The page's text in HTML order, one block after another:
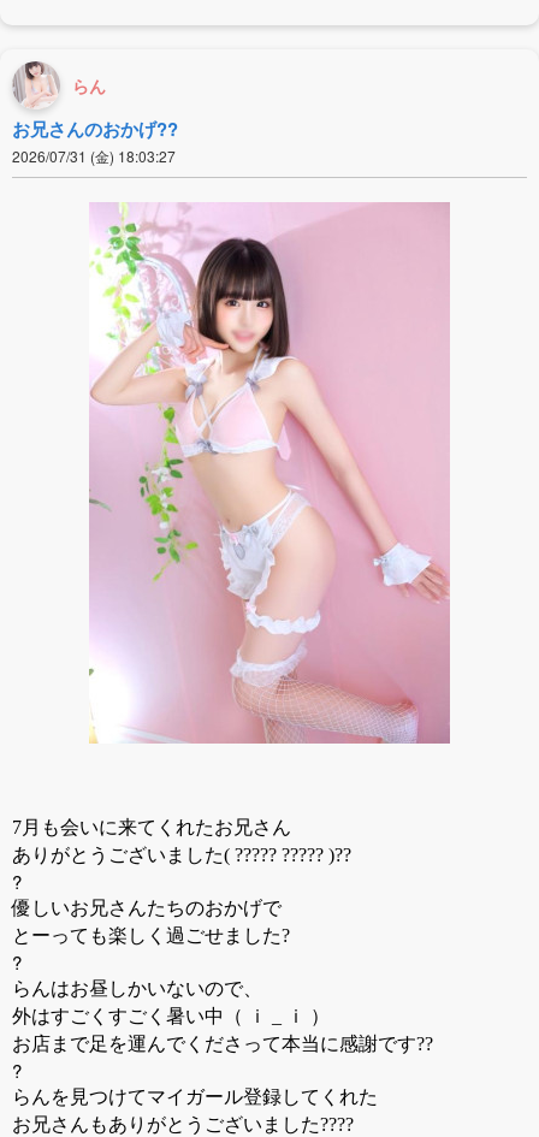
らん
お兄さんのおかげ??
2026/07/31 (金) 18:03:27
7月も会いに来てくれたお兄さん
ありがとうございました( ????? ????? )??
?
優しいお兄さんたちのおかげで
とーっても楽しく過ごせました?
?
らんはお昼しかいないので、
外はすごくすごく暑い中（ ｉ _ ｉ ）
お店まで足を運んでくださって本当に感謝です??
?
らんを見つけてマイガール登録してくれた
お兄さんもありがとうございました????